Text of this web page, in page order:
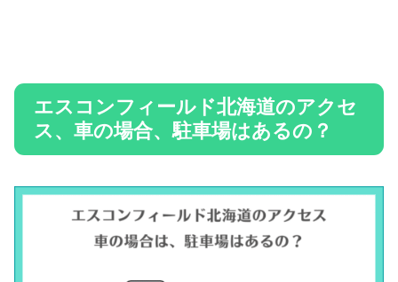
エスコンフィールド北海道のアクセ
ス、車の場合、駐車場はあるの？